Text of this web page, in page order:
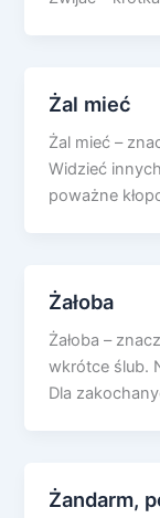
Żal mieć
Żal mieć –
Widzieć
poważne
Żałoba
Żałoba –
wkrótce ślub.
Dla
Żandarm,